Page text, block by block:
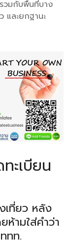
วมกับพื้นที่บาง
และยกฐานะ
ะเบียน
เที่ยว หลัง
ห้ามใส่คำว่า
ทท.